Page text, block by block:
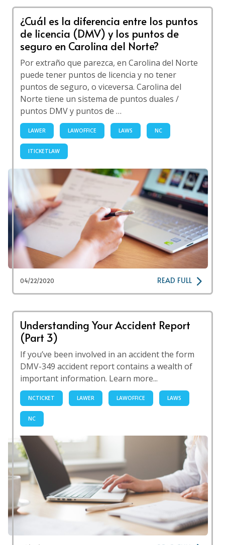
¿Cuál es la diferencia entre los puntos
de licencia (DMV) y los puntos de
seguro en Carolina del Norte?
Por extraño que parezca, en Carolina del Norte
puede tener puntos de licencia y no tener
puntos de seguro, o viceversa. Carolina del
Norte tiene un sistema de puntos duales /
puntos DMV y puntos de …
LAWER LAWOFFICE LAWS NC
ITICKETLAW
04/22/2020 READ FULL
Understanding Your Accident Report
(Part 3)
If you’ve been involved in an accident the form
DMV-349 accident report contains a wealth of
important information. Learn more...
NCTICKET LAWER LAWOFFICE LAWS
NC